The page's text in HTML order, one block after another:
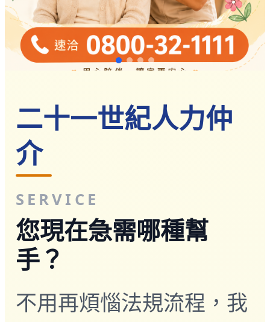
常見問題
關於我們
服務據點
案例分享
歷年評鑑成績
移工新聞
傳統產業文章專區
懶人包｜廢棄物處理與回收業
申請專區
資源回收業移工
製造業移工
二十一世紀人力仲介 - 專業外籍看護與
二十一世紀人力仲
介
SERVICE
您現在急需哪種幫
手？
不用再煩惱法規流程，我